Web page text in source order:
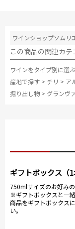
ワインショップソムリ
この商品の関連カテ
ワインをタイプ別に選
産地で探す > チリ > ア
掘り出し物 > グランヴ
ギフトボックス（1
750mlサイズのお好み
※ギフトボックスと一
商品をギフトボックス
い。